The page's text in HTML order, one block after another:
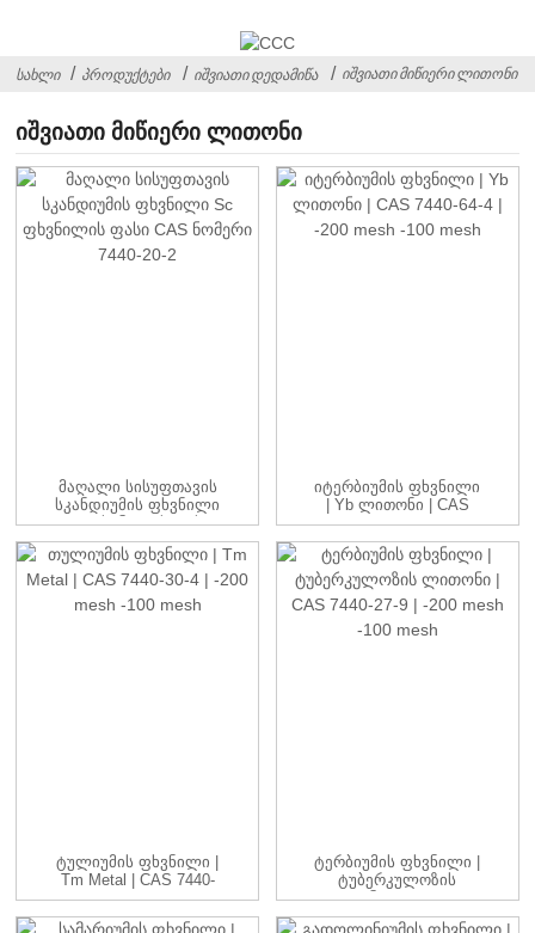
ᲡᲐᲮᲚᲘ ᲞᲠᲝᲓᲣᲥᲢᲔᲑᲘ ᲘᲨᲕᲘᲐᲗᲘ ᲓᲔᲓᲐᲛᲘᲬᲐ ᲘᲨᲕᲘᲐᲗᲘ ᲛᲘᲬᲘᲔᲠᲘ ᲚᲘᲗᲝᲜᲘ
ᲘᲨᲕᲘᲐᲗᲘ ᲛᲘᲬᲘᲔᲠᲘ ᲚᲘᲗᲝᲜᲘ
Მაღალი Სისუფთავის
Სკანდიუმის Ფხვნილი
Sc Ფხვნილის Ფასი
CAS...
Იტერბიუმის Ფხვნილი
| Yb Ლითონი | CAS
7440-64-4 | -...
Ტულიუმის Ფხვნილი |
Tm Metal | CAS 7440-
30-4 | -20...
Ტერბიუმის Ფხვნილი |
Ტუბერკულოზის
Ლითონი | CAS 7440-
27-9 | -20...